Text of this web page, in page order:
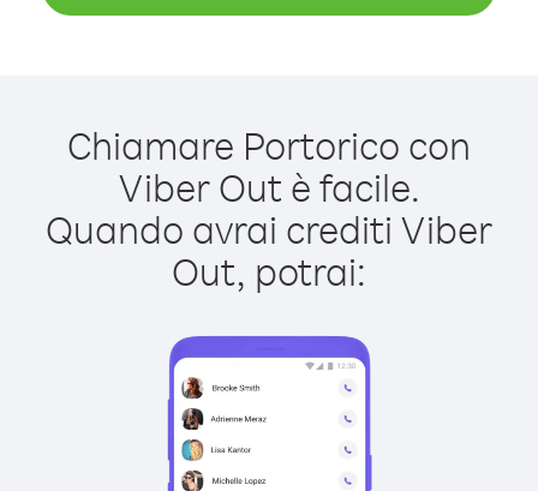
Chiamare Portorico con
Viber Out è facile.
Quando avrai crediti Viber
Out, potrai: